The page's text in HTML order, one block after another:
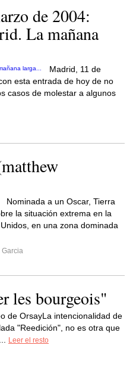
de 2004:
La mañana
Madrid, 11 de
esta entrada de hoy de no
casos de molestar a algunos
Nominada a un Oscar, Tierra
la situación extrema en la
en una zona dominada
Garcia
les bourgeois"
de OrsayLa intencionalidad de
"Reedición", no es otra que
Leer el resto